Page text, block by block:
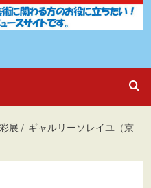
展 / ギャルリーソレイユ（京